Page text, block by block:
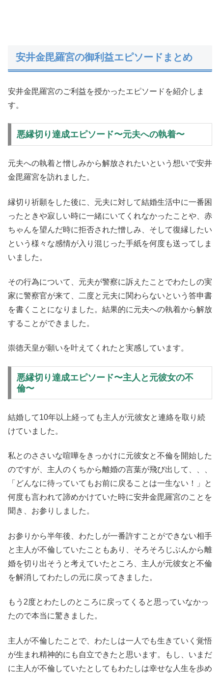
安井金毘羅宮の御利益エピソードまとめ
安井金毘羅宮のご利益を授かったエピソードを紹介しま
す。
悪縁切り達成エピソード〜元夫への執着〜
元夫への執着と憎しみから解放されたいという想いで安井
金毘羅宮を訪れました。
縁切り祈願をした後に、元夫に対して結婚生活中に一番困
ったときや寂しい時に一緒にいてくれなかったことや、赤
ちゃんを望んだ時に拒否された憎しみ、そして復縁したい
という様々な感情が入り混じった手紙を何度も送ってしま
いました。
その行為について、元夫が警察に訴えたことでわたしの実
家に警察官が来て、二度と元夫に関わらないという答申書
を書くことになりました。結果的に元夫への執着から解放
することができました。
崇徳天皇が願いを叶えてくれたと実感しています。
悪縁切り達成エピソード〜主人と元彼女の不
倫〜
結婚して10年以上経っても主人が元彼女と連絡を取り続
けていました。
私とのささいな喧嘩をきっかけに元彼女と不倫を開始した
のですが、主人のくちから離婚の言葉が飛び出して、、、
「どんなに待っていてもお前に戻ることは一生ない！」と
何度も言われて諦めかけていた時に安井金毘羅宮のことを
聞き、お参りしました。
お参りから半年後、わたしが一番許すことができない相手
と主人が不倫していたこともあり、そろそろじぶんから離
婚を切り出そうと考えていたところ、主人が元彼女と不倫
を解消してわたしの元に戻ってきました。
もう2度とわたしのところに戻ってくると思っていなかっ
たので本当に驚きました。
主人が不倫したことで、わたしは一人でも生きていく覚悟
が生まれ精神的にも自立できたと思います。もし、いまだ
に主人が不倫していたとしてもわたしは幸せな人生を歩め